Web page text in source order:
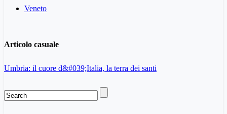
Veneto
Articolo casuale
Umbria: il cuore d&#039;Italia, la terra dei santi